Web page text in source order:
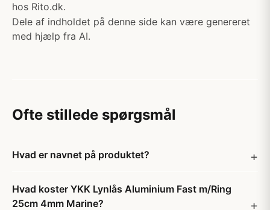
hos Rito.dk.
Dele af indholdet på denne side kan være genereret
med hjælp fra AI.
Ofte stillede spørgsmål
Hvad er navnet på produktet?
Hvad koster YKK Lynlås Aluminium Fast m/Ring
25cm 4mm Marine?